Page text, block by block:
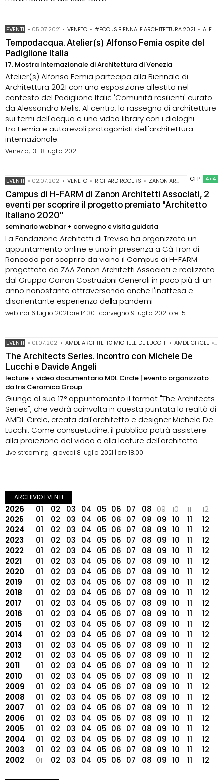
EVENTI • 05.07.2021 • VENETO • #FOCUS.BIENNALE.ARCHITETTURA.2021 • ALFONSO FEMIA
Tempodacqua. Atelier(s) Alfonso Femia ospite del
Padiglione Italia
17. Mostra Internazionale di Architettura di Venezia
Atelier(s) Alfonso Femia partecipa alla Biennale di
Architettura 2021 con una esposizione allestita nel
contesto del Padiglione Italia 'Comunità resilienti' curato
da Alessandro Melis. Al centro, la rassegna di architetture
sui temi dell'acqua e una video library con i dialoghi
tra Femia e autorevoli protagonisti dell'architettura
internazionale.
Venezia, 13-18 luglio 2021
CFP 4+4
EVENTI • 02.07.2021 • VENETO • RICHARD ROGERS • ZANON ARCHITETTI ASSOCIATI
Campus di H-FARM di Zanon Architetti Associati, 2
eventi per scoprire il progetto premiato "Architetto
Italiano 2020"
seminario webinar + convegno e visita guidata
La Fondazione Architetti di Treviso ha organizzato un
appuntamento online e uno in presenza a Cà Tron di
Roncade per scoprire da vicino il Campus di H-FARM
progettato da ZAA Zanon Architetti Associati e realizzato
dal Gruppo Carron Costruzioni Generali in poco più di un
anno nonostante attraversando anche l'inattesa e
disorientante esperienza della pandemi
webinar 6 luglio 2021 ore 14.30 | convegno 9 luglio 2021 ore 15
EVENTI • 01.07.2021 • AMDL ARCHITETTO MICHELE DE LUCCHI • AMDL CIRCLE •
The Architects Series. Incontro con Michele De
Lucchi e Davide Angeli
lecture + video documentario MDL Circle | evento organizzato
da Iris Ceramica Group
Giunge al suo 17° appuntamento il format "The Architects
Series", che vedrà coinvolta in questa puntata la realtà di
AMDL Circle, creata dall'architetto e designer Michele De
Lucchi. Come consuetudine, il pubblico potrà assistere
alla proiezione del video e alla lecture dell'architetto
Live streaming | giovedì 8 luglio 2021 | ore 18.00
ARCHIVIO EVENTI
2026 01 02 03 04 05 06 07 08 09 10 11
12
2025
01 02 03 04 05 06 07 08 09 10 11
12
2024
01 02 03 04 05 06 07 08 09 10 11
12
2023
01 02 03 04 05 06 07 08 09 10 11
12
2022
01 02 03 04 05 06 07 08 09 10 11
12
2021
01 02 03 04 05 06 07 08 09 10 11
12
2020
01 02 03 04 05 06 07 08 09 10 11
12
2019
01 02 03 04 05 06 07 08 09 10 11
12
2018
01 02 03 04 05 06 07 08 09 10 11
12
2017
01 02 03 04 05 06 07 08 09 10 11
12
2016
01 02 03 04 05 06 07 08 09 10 11
12
2015
01 02 03 04 05 06 07 08 09 10 11
12
2014
01 02 03 04 05 06 07 08 09 10 11
12
2013
01 02 03 04 05 06 07 08 09 10 11
12
2012
01 02 03 04 05 06 07 08 09 10 11
12
2011
01 02 03 04 05 06 07 08 09 10 11
12
2010
01 02 03 04 05 06 07 08 09 10 11
12
2009
01 02 03 04 05 06 07 08 09 10 11
12
2008
01 02 03 04 05 06 07 08 09 10 11
12
2007
01 02 03 04 05 06 07 08 09 10 11
12
2006
01 02 03 04 05 06 07 08 09 10 11
12
2005
01 02 03 04 05 06 07 08 09 10 11
12
2004
01 02 03 04 05 06 07 08 09 10 11
12
2003
01 02 03 04 05 06 07 08 09 10 11
12
2002
01 02 03 04 05 06 07 08 09 10 11 12